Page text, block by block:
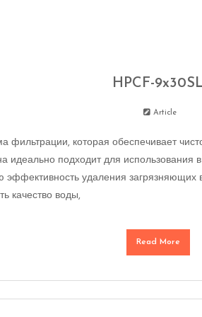
HPCF-
Article
фильтрации, которая обеспечивает
подходит для использования
удаления загрязняющих
качество воды,
Read More